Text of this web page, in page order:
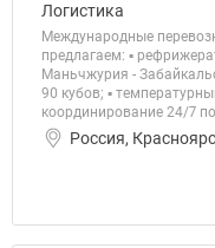
Логистика
Международные
предлагаем: ▪️
Маньчжурия -
90 кубов; ▪️
координирование 24/7
Россия,